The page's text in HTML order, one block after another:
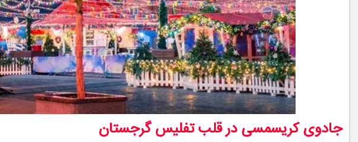
جادوی کریسمسی در قلب تفلیس گرجستان